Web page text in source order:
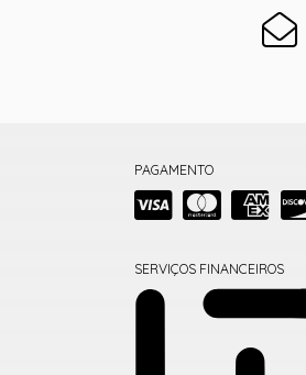
PAGAMENTO
SERVIÇOS FINANCEIROS